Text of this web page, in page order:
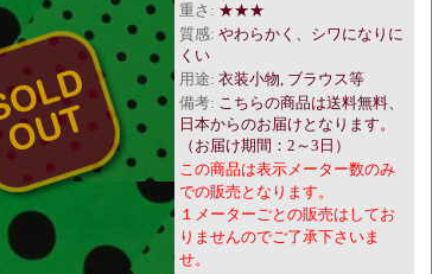
重さ: ★★★
質感: やわらかく、シワになりに
くい
用途: 衣装小物, ブラウス等
備考: こちらの商品は送料無料、
日本からのお届けとなります。
（お届け期間：2～3日）
この商品は表示メーター数のみ
での販売となります。
１メーターごとの販売はしてお
りませんのでご了承下さいま
せ。